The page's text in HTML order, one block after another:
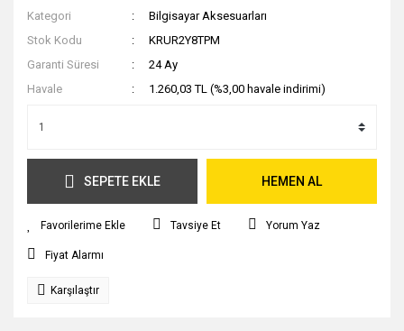
Kategori
Bilgisayar Aksesuarları
Stok Kodu
KRUR2Y8TPM
Garanti Süresi
24 Ay
Havale
1.260,03 TL (%3,00 havale indirimi)
SEPETE EKLE HEMEN AL
Tavsiye Et Yorum Yaz
Fiyat Alarmı
Karşılaştır